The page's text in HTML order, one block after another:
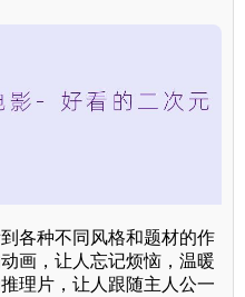
各种不同风格和题材的作
画，让人忘记烦恼，温暖
理片，让人跟随主人公一